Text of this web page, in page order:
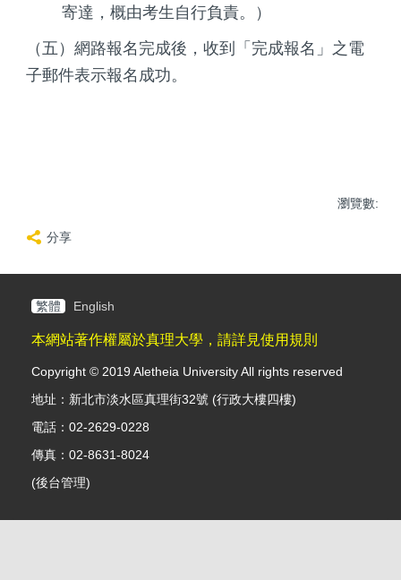
寄達，概由考生自行負責。）
（五）網路報名完成後，收到「完成報名」之電
子郵件表示報名成功。
瀏覽數:
分享
繁體 English
本網站著作權屬於真理大學，請詳見使用規則
Copyright © 2019 Aletheia University All rights reserved
地址：新北市淡水區真理街32號 (行政大樓四樓)
電話：02-2629-0228
傳真：02-8631-8024
(後台管理)